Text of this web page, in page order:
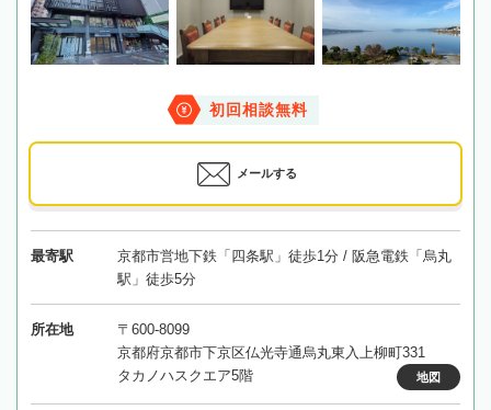
初回相談無料
メールする
最寄駅
京都市営地下鉄「四条駅」徒歩1分 / 阪急電鉄「烏丸
駅」徒歩5分
所在地
〒600-8099
京都府京都市下京区仏光寺通烏丸東入上柳町331
タカノハスクエア5階
地図